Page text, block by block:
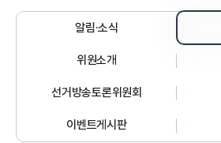
알림·소식
위원소개
선거방송토론위원회
이벤트게시판